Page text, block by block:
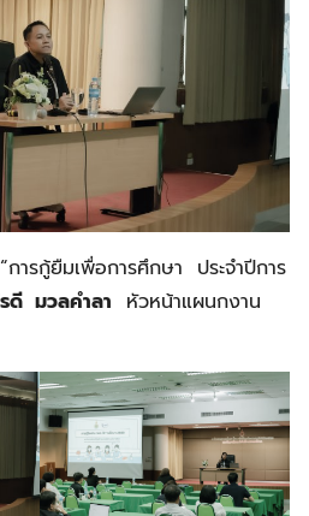
การกู้ยืมเพื่อการศึกษา ประจำปีการ
มวลคำลา หัวหน้าแผนกงาน